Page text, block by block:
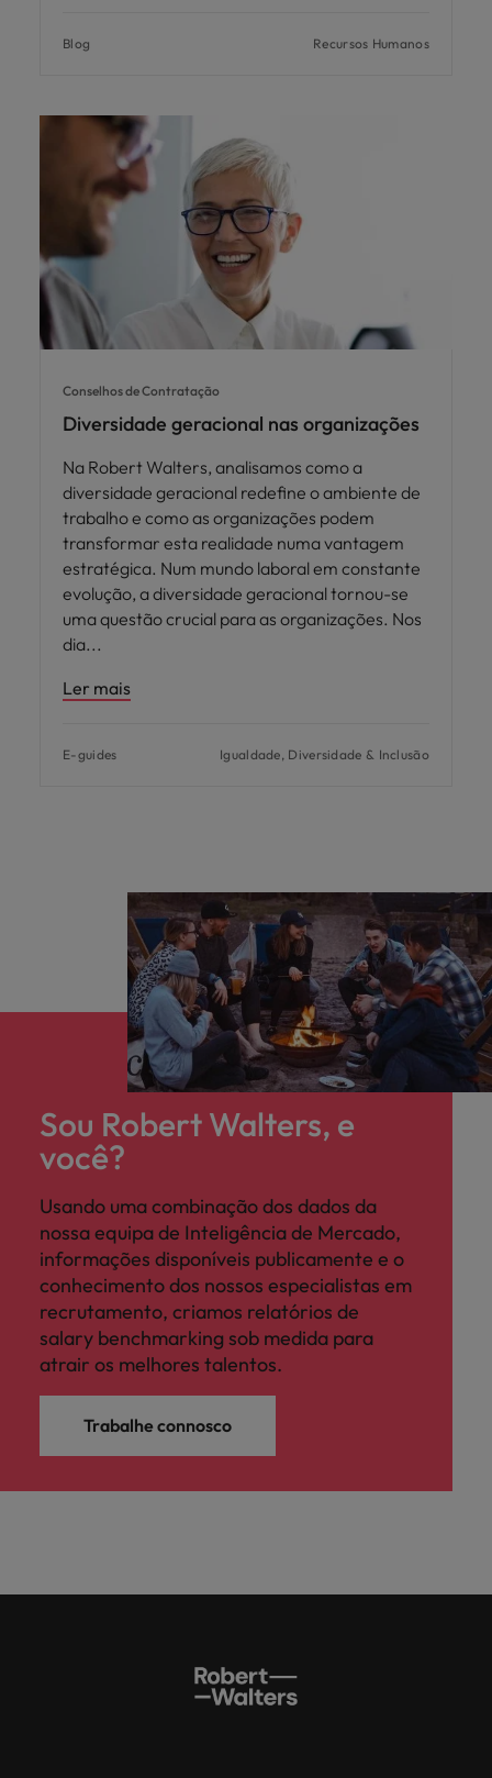
Blog Recursos Humanos
Conselhos de Contratação
Diversidade geracional nas organizações
Na Robert Walters, analisamos como a
diversidade geracional redefine o ambiente de
trabalho e como as organizações podem
transformar esta realidade numa vantagem
estratégica. Num mundo laboral em constante
evolução, a diversidade geracional tornou-se
uma questão crucial para as organizações. Nos
dia
Ler mais
E-guides Igualdade, Diversidade & Inclusão
Sou Robert Walters, e
você?
Usando uma combinação dos dados da
nossa equipa de Inteligência de Mercado,
informações disponíveis publicamente e o
conhecimento dos nossos especialistas em
recrutamento, criamos relatórios de
salary benchmarking sob medida para
atrair os melhores talentos.
Trabalhe connosco